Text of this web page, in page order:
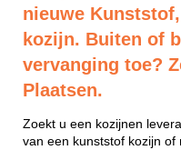
nieuwe
kozijn. Buiten of
vervanging toe?
Plaatsen.
Zoekt u een kozijnen
van een kunststof kozijn of